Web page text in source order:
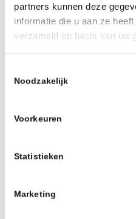
partners kunnen deze
informatie die u aan ze
verzameld op basis van uw
Noodzakelijk
Voorkeuren
Statistieken
Marketing
ouderen?
George Griffin,
Het FEAM-rapport
Reactie door Bart-
oprichter van het
Gezondheidsraad